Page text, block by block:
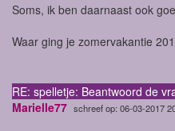
Soms, ik ben daarnaast ook
Waar ging je zomervakantie
RE: spelletje: Beantwoord de
Marielle77 schreef op: 06-03-2017